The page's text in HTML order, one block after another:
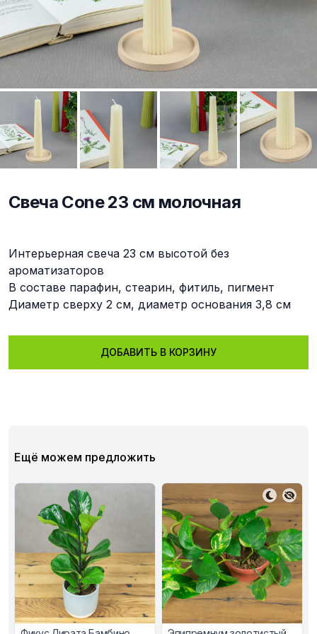
Свеча Cone 23 см молочная
Интерьерная свеча 23 см высотой без
ароматизаторов
В составе парафин, стеарин, фитиль, пигмент
Диаметр сверху 2 см, диаметр основания 3,8 см
ДОБАВИТЬ В КОРЗИНУ
Ещё можем предложить